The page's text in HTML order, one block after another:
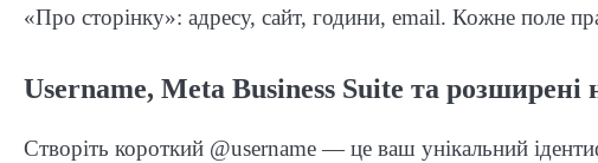
«Про сторінку»: адресу, сайт, години, email. Кожне поле
Username, Meta Business Suite та
Створіть короткий @username — це ваш унікальний